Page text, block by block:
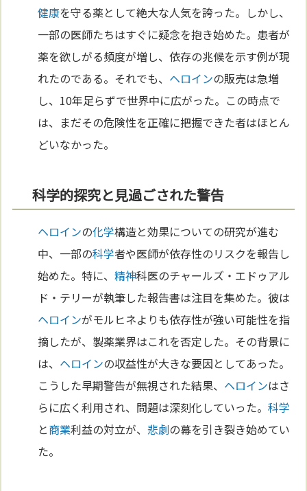
健康を守る薬として絶大な人気を誇った。しかし、
一部の医師たちはすぐに疑念を抱き始めた。患者が
薬を欲しがる頻度が増し、依存の兆候を示す例が現
れたのである。それでも、 ヘロインの販売は急増
し、10年足らずで世界中に広がった。この時点で
は、まだその危険性を正確に把握できた者はほとん
どいなかった。
科学的探究と見過ごされた警告
ヘロインの化学構造と効果についての研究が進む
中、一部の科学者や医師が依存性のリスクを報告し
始めた。特に、精神科医のチャールズ・エドゥアル
ド・テリーが執筆した報告書は注目を集めた。彼は
ヘロインがモルヒネよりも依存性が強い可能性を指
摘したが、製薬業界はこれを否定した。その背景に
は、 ヘロインの収益性が大きな要因としてあった。
こうした早期警告が無視された結果、 ヘロインはさ
らに広く利用され、問題は深刻化していった。科学
と商業利益の対立が、悲劇の幕を引き裂き始めてい
た。